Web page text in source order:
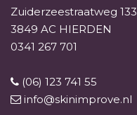
Zuiderzeestraatweg 133
3849 AC HIERDEN
0341 267 701
(06) 123 741 55
info@skinimprove.nl